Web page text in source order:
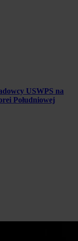
USWPS na
Południowej